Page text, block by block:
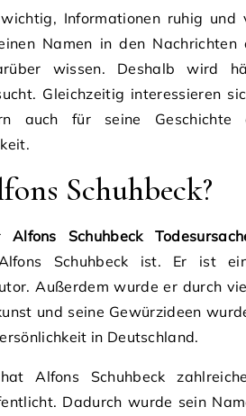
Informationen ruhig und
Namen in den
wissen. Deshalb wird
Gleichzeitig interessieren
auch für seine Geschichte
Schuhbeck?
Alfons Schuhbeck
Schuhbeck ist. Er ist
Außerdem wurde er durch
und seine Gewürzideen
in Deutschland.
Alfons Schuhbeck
Dadurch wurde sein